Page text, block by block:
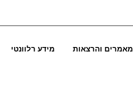
מידע רלוונטי מאמרים והרצאות